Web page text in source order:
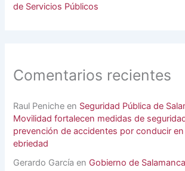
de Servicios Públicos
Comentarios recientes
Raul Peniche en Seguridad Pública de
Movilidad fortalecen medidas de
prevención de accidentes por conducir
ebriedad
Gerardo García en Gobierno de